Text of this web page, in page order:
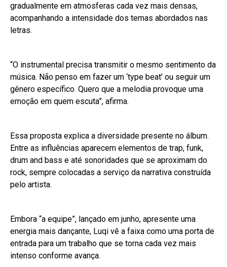
gradualmente em atmosferas cada vez mais densas,
acompanhando a intensidade dos temas abordados nas
letras.
“O instrumental precisa transmitir o mesmo sentimento da
música. Não penso em fazer um ‘type beat’ ou seguir um
gênero específico. Quero que a melodia provoque uma
emoção em quem escuta”, afirma.
Essa proposta explica a diversidade presente no álbum.
Entre as influências aparecem elementos de trap, funk,
drum and bass e até sonoridades que se aproximam do
rock, sempre colocadas a serviço da narrativa construída
pelo artista.
Embora “a equipe”, lançado em junho, apresente uma
energia mais dançante, Luqi vê a faixa como uma porta de
entrada para um trabalho que se torna cada vez mais
intenso conforme avança.